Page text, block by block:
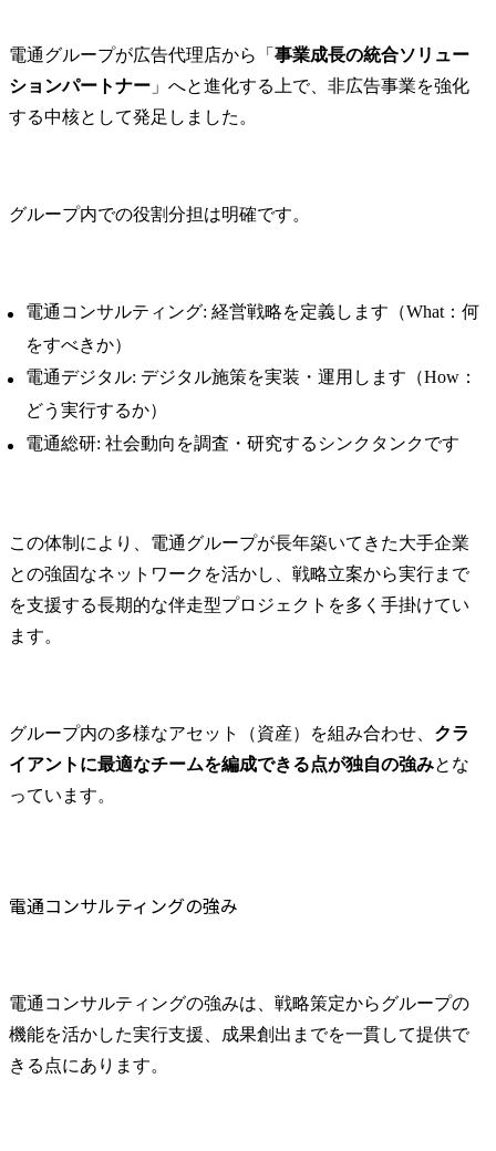
電通グループが広告代理店から「 事業成長の統合ソリュー
ションパートナー 」へと進化する上で、非広告事業を強化
する中核として発足しました。
グループ内での役割分担は明確です。
電通コンサルティング: 経営戦略を定義します（What：何
をすべきか）
電通デジタル: デジタル施策を実装・運用します（How：
どう実行するか）
電通総研: 社会動向を調査・研究するシンクタンクです
この体制により、電通グループが長年築いてきた大手企業
との強固なネットワークを活かし、戦略立案から実行まで
を支援する長期的な伴走型プロジェクトを多く手掛けてい
ます。
グループ内の多様なアセット（資産）を組み合わせ、 クラ
イアントに最適なチームを編成できる点が独自の強みとな
っています。
電通コンサルティングの強み
電通コンサルティングの強みは、戦略策定からグループの
機能を活かした実行支援、成果創出までを一貫して提供で
きる点にあります。